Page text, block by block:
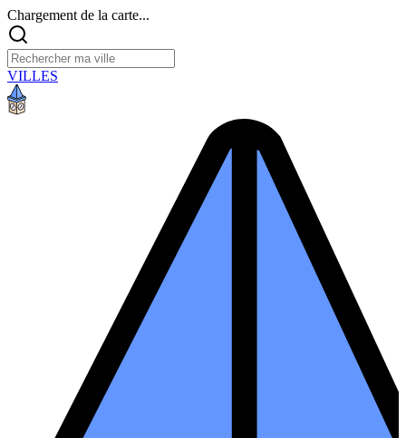
Chargement de la carte...
VILLES